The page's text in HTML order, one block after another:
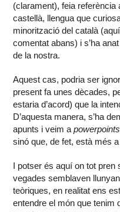
(clarament), feia referència
castellà, llengua que
minorització del català
comentat abans) i s’ha
de la nostra.
Aquest cas, podria ser
present fa unes dècades,
estaria d’acord) que la
D’aquesta manera, s’ha
apunts i veim apowerpoints
sinó que, de fet, està més
I potser és aquí on tot pren
vegades semblaven
teòriques, en realitat ens
entendre el món que tenim